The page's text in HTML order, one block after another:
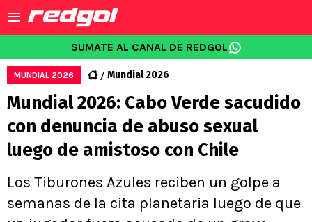
SUMATE AL CANAL DE REDGOL
MUNDIAL 2026 Mundial 2026
Mundial 2026: Cabo Verde sacudido
con denuncia de abuso sexual
luego de amistoso con Chile
Los Tiburones Azules reciben un golpe a
semanas de la cita planetaria luego de que